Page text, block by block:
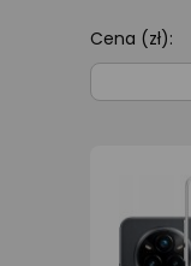
Cena (zł):